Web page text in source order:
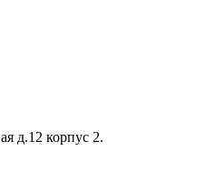
д.12 корпус 2.